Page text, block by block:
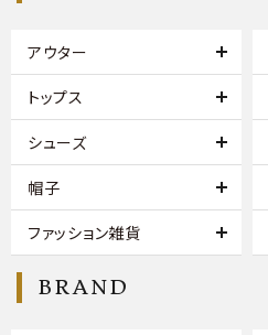
アウター
トップス
シューズ
帽子
ファッション雑貨
BRAND